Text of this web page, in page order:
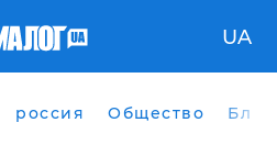
UA
россия Общество